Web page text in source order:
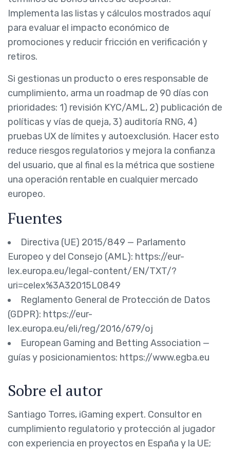
Implementa las listas y cálculos mostrados aquí
para evaluar el impacto económico de
promociones y reducir fricción en verificación y
retiros.
Si gestionas un producto o eres responsable de
cumplimiento, arma un roadmap de 90 días con
prioridades: 1) revisión KYC/AML, 2) publicación de
políticas y vías de queja, 3) auditoría RNG, 4)
pruebas UX de límites y autoexclusión. Hacer esto
reduce riesgos regulatorios y mejora la confianza
del usuario, que al final es la métrica que sostiene
una operación rentable en cualquier mercado
europeo.
Fuentes
Directiva (UE) 2015/849 — Parlamento
Europeo y del Consejo (AML): https://eur-
lex.europa.eu/legal-content/EN/TXT/?
uri=celex%3A32015L0849
Reglamento General de Protección de Datos
(GDPR): https://eur-
lex.europa.eu/eli/reg/2016/679/oj
European Gaming and Betting Association —
guías y posicionamientos: https://www.egba.eu
Sobre el autor
Santiago Torres, iGaming expert. Consultor en
cumplimiento regulatorio y protección al jugador
con experiencia en proyectos en España y la UE;